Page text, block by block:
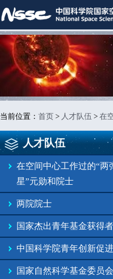
当前位置： 首页 > 人才队伍 > 在
人才队伍
在空间中心工作过的“两
星”元勋和院士
两院院士
国家杰出青年基金获得者
中国科学院青年创新促
国家自然科学基金委员